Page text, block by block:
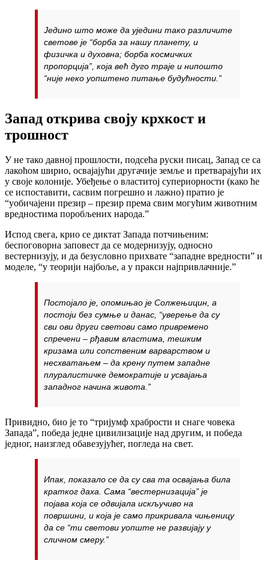
Једино што може да уједини тако различите
светове је “борба за нашу планету, и
физичка и духовна; борба космичких
пропорција”, која већ дуго траје и нипошто
“није неко уопштено питање будућности.”
Запад открива своју крхкост и
трошност
У не тако давној прошлости, подсећа руски писац, Запад се са
лакоћом ширио, освајајући другачије земље и претварајући их
у своје колоније. Убеђење о властитој супериорности (како ће
се испоставити, сасвим погрешно и лажно) пратио је
“уобичајени презир – презир према свим могућим животним
вредностима поробљених народа.”
Испод свега, крио се диктат Запада потчињеним:
беспоговорна заповест да се модернизују, односно
вестернизују, и да безусловно прихвате “западне вредности” и
моделе, “у теорији најбоље, а у пракси најпривлачније.”
Постојало је, опомињао је Солжењицин, а
постоји без сумње и данас, “уверење да су
сви ови други светови само привремено
спречени – рђавим властима, тешким
кризама или сопственим варварством и
несхватањем – да крену путем западне
плуралистичке демократије и усвајања
западног начина живота.”
Привидно, био је то “тријумф храбрости и снаге човека
Запада”, победа једне цивилизације над другим, и победа
једног, наизглед обавезујућег, погледа на свет.
Ипак, показало се да су сва та освајања била
кратког даха. Сама “вестернизација” је
појава која се одвијала искључиво на
површини, и која је само прикривала чињеницу
да се “ти светови уопште не развијају у
сличном смеру.”